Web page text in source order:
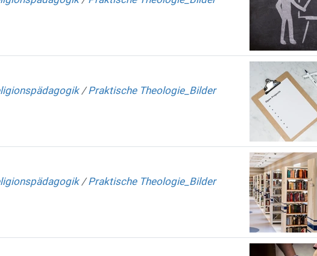
/Praktische Theologie_Bilder
/Praktische Theologie_Bilder